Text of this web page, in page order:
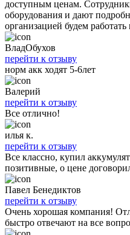
доступным ценам.
оборудования и дают
организацией будем работать
ВладОбухов
перейти к отзыву
норм акк ходят 5-6лет
Валерий
перейти к отзыву
Все отлично!
илья к.
перейти к отзыву
Все классно, купил
позитивные, о цене
Павел Бенедиктов
перейти к отзыву
Очень хорошая компания!
быстро отвечают на все